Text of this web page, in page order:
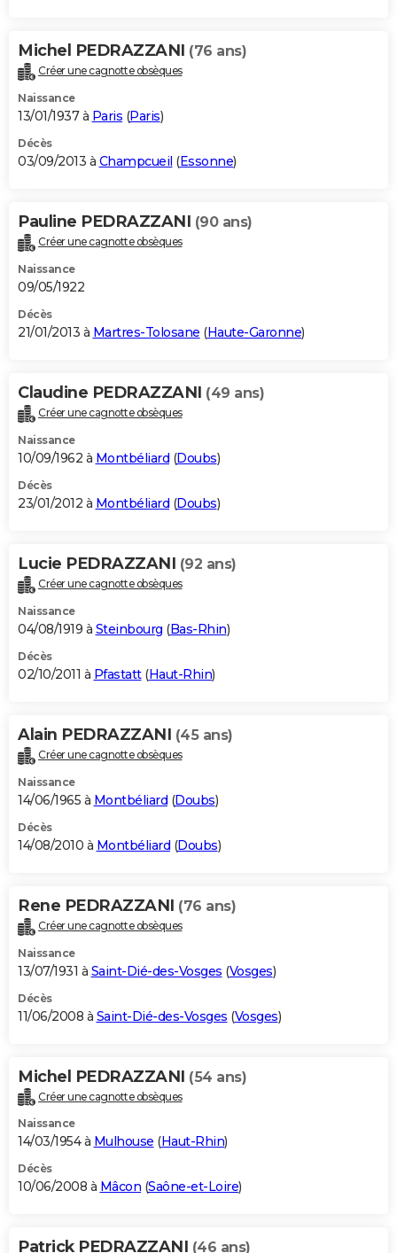
Michel PEDRAZZANI (76 ans)
Créer une cagnotte obsèques
Naissance
13/01/1937 à Paris (Paris)
Décès
03/09/2013 à Champcueil (Essonne)
Pauline PEDRAZZANI (90 ans)
Créer une cagnotte obsèques
Naissance
09/05/1922
Décès
21/01/2013 à Martres-Tolosane (Haute-Garonne)
Claudine PEDRAZZANI (49 ans)
Créer une cagnotte obsèques
Naissance
10/09/1962 à Montbéliard (Doubs)
Décès
23/01/2012 à Montbéliard (Doubs)
Lucie PEDRAZZANI (92 ans)
Créer une cagnotte obsèques
Naissance
04/08/1919 à Steinbourg (Bas-Rhin)
Décès
02/10/2011 à Pfastatt(Haut-Rhin)
Alain PEDRAZZANI (45 ans)
Créer une cagnotte obsèques
Naissance
14/06/1965 à Montbéliard (Doubs)
Décès
14/08/2010 à Montbéliard (Doubs)
Rene PEDRAZZANI (76 ans)
Créer une cagnotte obsèques
Naissance
13/07/1931 à Saint-Dié-des-Vosges (Vosges)
Décès
11/06/2008 à Saint-Dié-des-Vosges (Vosges)
Michel PEDRAZZANI (54 ans)
Créer une cagnotte obsèques
Naissance
14/03/1954 à Mulhouse (Haut-Rhin)
Décès
10/06/2008 à Mâcon (Saône-et-Loire)
Patrick PEDRAZZANI (46 ans)